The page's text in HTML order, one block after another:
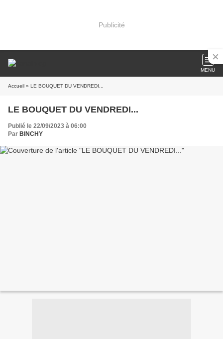
Publicité
MENU
Accueil » LE BOUQUET DU VENDREDI...
LE BOUQUET DU VENDREDI...
Publié le 22/09/2023 à 06:00
Par BINCHY